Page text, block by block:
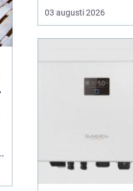
levererad. Rätt meny,
upplägg och service
03 augusti 2026